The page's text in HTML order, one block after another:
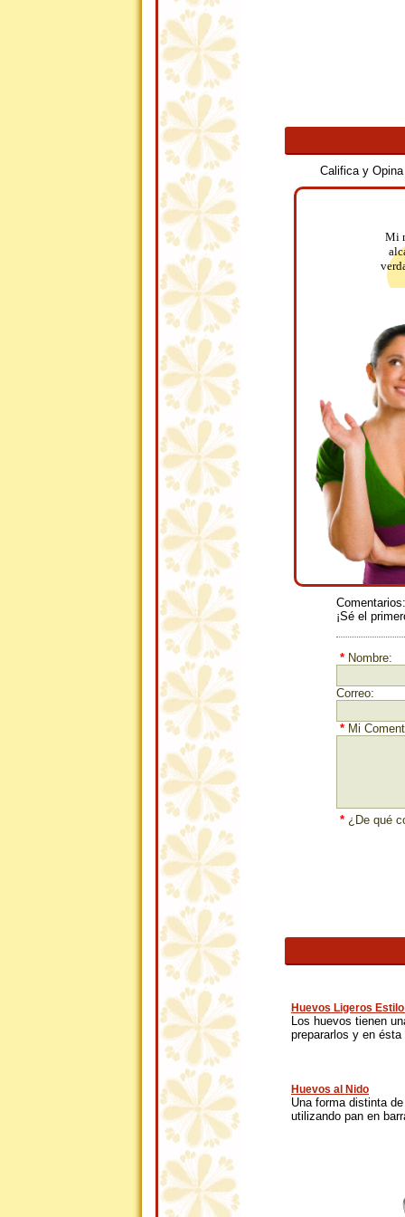
Califica y
Mi
Comentarios:
¡Sé el
* Nombre:
Correo:
* Mi
* ¿De qué
Huevos Ligeros
Los huevos tienen
prepararlos y en ésta
Huevos al Nido
Una forma distinta
utilizando pan en